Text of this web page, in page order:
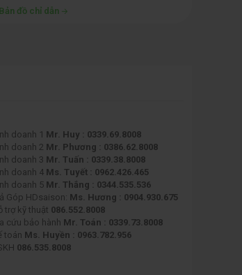
Bản đồ chỉ dẫn
doanh 1 Mr. Huy : 0339.69.8008
doanh 2 Mr. Phương : 0386.62.8008
doanh 3 Mr. Tuấn : 0339.38.8008
doanh 4 Ms. Tuyết : 0962.426.465
doanh 5 Mr. Thắng : 0344.535.536
Góp HDsaison: Ms. Hương : 0904.930.675
trợ kỹ thuật 086.552.8008
cứu bảo hành Mr. Toán : 0339.73.8008
toán Ms. Huyền : 0963.782.956
086.535.8008